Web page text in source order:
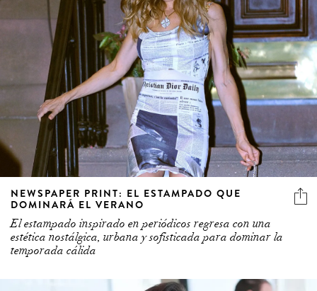
NEWSPAPER PRINT: EL ESTAMPADO QUE
DOMINARÁ EL VERANO
El estampado inspirado en periódicos regresa con una
estética nostálgica, urbana y sofisticada para dominar la
temporada cálida